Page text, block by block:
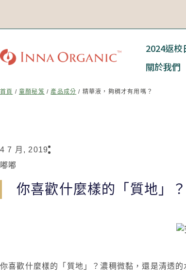
2024返校
關於我們
首頁 /童顏秘笈 / 產品成分 / 精華液，夠稠才有用嗎？
4 7 月, 2019
嘟嘟
你喜歡什麼樣的「質地」
你喜歡什麼樣的「質地」？濃稠微黏，還是清透